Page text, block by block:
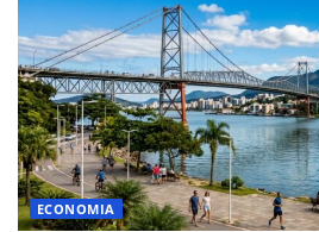
ECONOMIA